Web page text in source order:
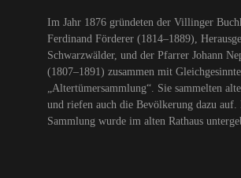
Im Jahr 1876 gründeten der Villinger
Ferdinand Förderer (1814–1889),
Schwarzwälder, und der Pfarrer Johann
(1807–1891) zusammen mit
„Altertümersammlung“. Sie sammelten
und riefen auch die Bevölkerung dazu auf.
Sammlung wurde im alten Rathaus